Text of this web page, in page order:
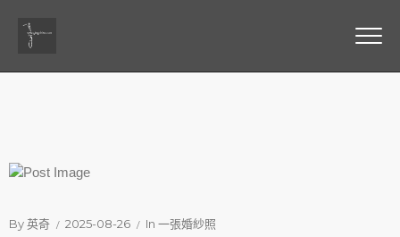
By英奇 2025-08-26 In 一張婚紗照